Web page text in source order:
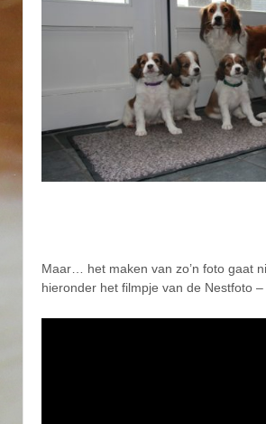
Maar… het maken van zo’n foto gaat
hieronder het filmpje van de Nestfoto